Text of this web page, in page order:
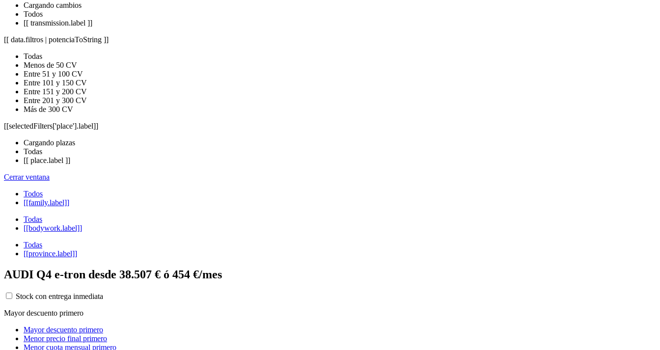
Cargando cambios
Todos
[[ transmission.label ]]
[[ data.filtros | potenciaToString ]]
Todas
Menos de 50 CV
Entre 51 y 100 CV
Entre 101 y 150 CV
Entre 151 y 200 CV
Entre 201 y 300 CV
Más de 300 CV
[[selectedFilters['place'].label]]
Cargando plazas
Todas
[[ place.label ]]
Cerrar ventana
Todos
[[family.label]]
Todas
[[bodywork.label]]
Todas
[[province.label]]
AUDI Q4 e-tron desde 38.507 € ó 454 €/mes
Stock con entrega inmediata
Mayor descuento primero
Mayor descuento primero
Menor precio final primero
Menor cuota mensual primero